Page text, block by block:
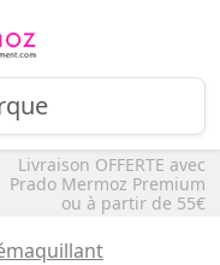
Livraison OFFERTE avec
Prado Mermoz Premium
ou à partir de 55€